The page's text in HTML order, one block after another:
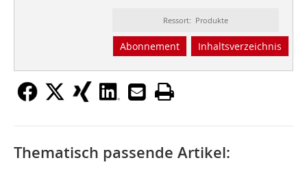
Ressort: Produkte
Abonnement Inhaltsverzeichnis
Thematisch passende Artikel: